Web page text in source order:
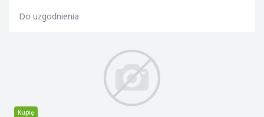
Do uzgodnienia
Kupię